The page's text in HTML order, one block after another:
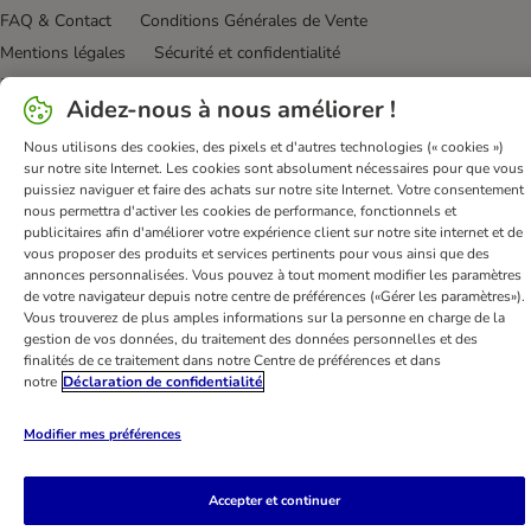
FAQ & Contact
Conditions Générales de Vente
Mentions légales
Sécurité et confidentialité
Dispositions sur l’élimination des déchets
Frais et délai de livraison
Modes de paiement
Renoncer au contrat ici
Programme de fidélité
Application mobile
Programme d'affiliation
Déclaration d'accessibilité
bitiba GmbH 2026
Aidez-nous à nous améliorer !
Nous utilisons des cookies, des pixels et d'autres technologies (« cookies »)
sur notre site Internet. Les cookies sont absolument nécessaires pour que vous
puissiez naviguer et faire des achats sur notre site Internet. Votre consentement
nous permettra d'activer les cookies de performance, fonctionnels et
publicitaires afin d'améliorer votre expérience client sur notre site internet et de
vous proposer des produits et services pertinents pour vous ainsi que des
annonces personnalisées. Vous pouvez à tout moment modifier les paramètres
de votre navigateur depuis notre centre de préférences («Gérer les paramètres»).
Vous trouverez de plus amples informations sur la personne en charge de la
gestion de vos données, du traitement des données personnelles et des
finalités de ce traitement dans notre Centre de préférences et dans
notre Déclaration de confidentialité
Modifier mes préférences
Accepter et continuer